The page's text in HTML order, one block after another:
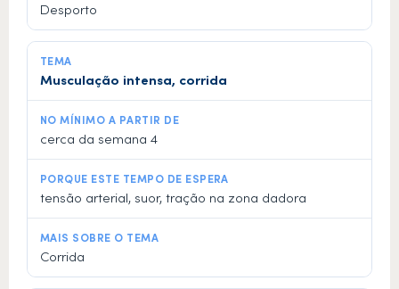
Desporto
Musculação intensa, corrida
cerca da semana 4
tensão arterial, suor, tração na zona dadora
Corrida